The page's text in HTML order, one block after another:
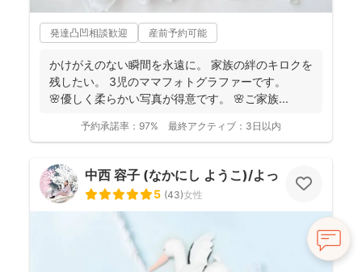
発達凸凹相談歓迎 産前予約可能
かけがえのない瞬間を永遠に。 家族の絆のキロクを
残したい。 3児のママフォトグラファーです。
🌸優しく柔らかい写真が得意です。 🌸ご家族...
予約承諾率： 97% 最終アクティブ： 3日以内
中西 容子 (なかにし ようこ)/よっこふぉと
5 (43)女性